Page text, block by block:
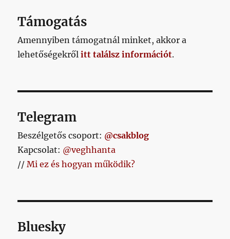
Támogatás
Amennyiben támogatnál minket, akkor a
lehetőségekrőlitt találsz információt.
Telegram
Beszélgetős csoport: @csakblog
Kapcsolat: @veghhanta
//Mi ez és hogyan működik?
Bluesky